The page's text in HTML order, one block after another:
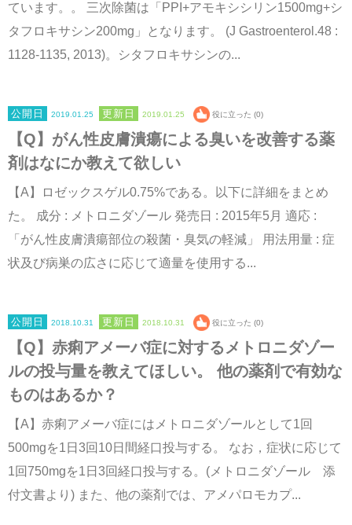
ています。。 三次除菌は「PPI+アモキシシリン1500mg+シ
タフロキサシン200mg」となります。 (J Gastroenterol.48 :
1128-1135, 2013)。シタフロキサシンの...
2019.01.25 2019.01.25 役に立った (0)
【Q】がん性皮膚潰瘍による臭いを改善する薬
剤はなにか教えて欲しい
【A】ロゼックスゲル0.75%である。以下に詳細をまとめ
た。 成分 : メトロニダゾール 発売日 : 2015年5月 適応 :
「がん性皮膚潰瘍部位の殺菌・臭気の軽減」 用法用量 : 症
状及び病巣の広さに応じて適量を使用する...
2018.10.31 2018.10.31 役に立った (0)
【Q】赤痢アメーバ症に対するメトロニダゾー
ルの投与量を教えてほしい。 他の薬剤で有効な
ものはあるか？
【A】赤痢アメーバ症にはメトロニダゾールとして1回
500mgを1日3回10日間経口投与する。 なお，症状に応じて
1回750mgを1日3回経口投与する。(メトロニダゾール 添
付文書より) また、他の薬剤では、アメパロモカプ...